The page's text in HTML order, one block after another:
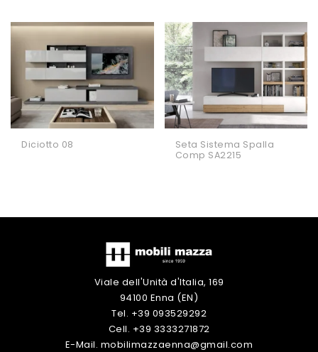
Diciotto 08
Seta Sistema Spalla
Comp SA2215
Viale dell'Unità d'Italia, 169
94100 Enna (EN)
Tel. +39 093529292
Cell. +39 3333271872
E-Mail. mobilimazzaenna@gmail.com